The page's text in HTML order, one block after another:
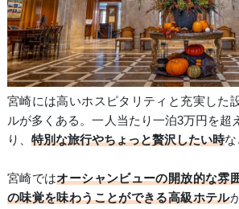
宮崎には高いホスピタリティと充実した
ルが多くある。一人当たり一泊3万円を超
り、 特別な旅行やちょっと贅沢したい時な
宮崎ではオーシャンビューの開放的な雰
の味覚を味わうことができる高級ホテル